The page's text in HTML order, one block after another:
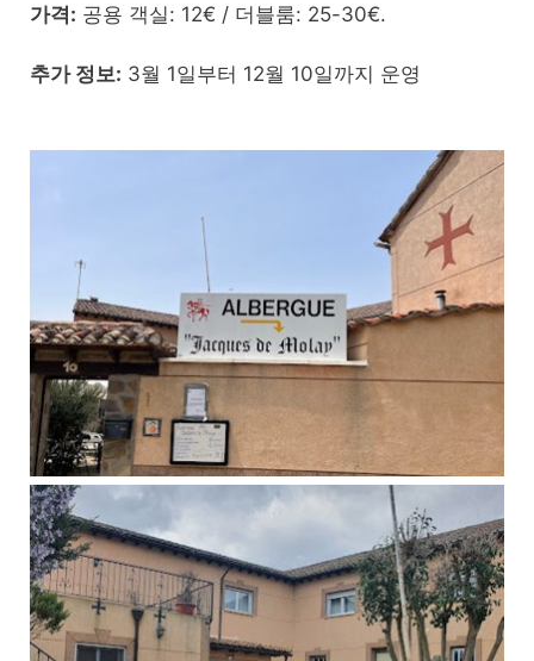
가격: 공용 객실: 12€ / 더블룸: 25-30€.
추가 정보: 3월 1일부터 12월 10일까지 운영